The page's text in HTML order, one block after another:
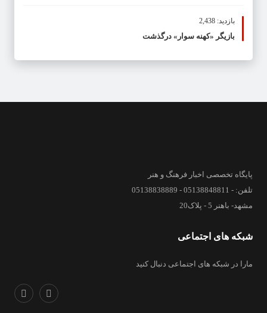
بازدید: 2,438
بازیگر «کهنه سوار» درگذشت
پایگاه تخصصی اخبار فرهنگ و هنر
تلفن: - 05138848811 - 05138838889
مشهد- باهنر 5 - پلاک20
شبکه های اجتماعی
مارا در شبکه های اجتماعی دنبال کنید